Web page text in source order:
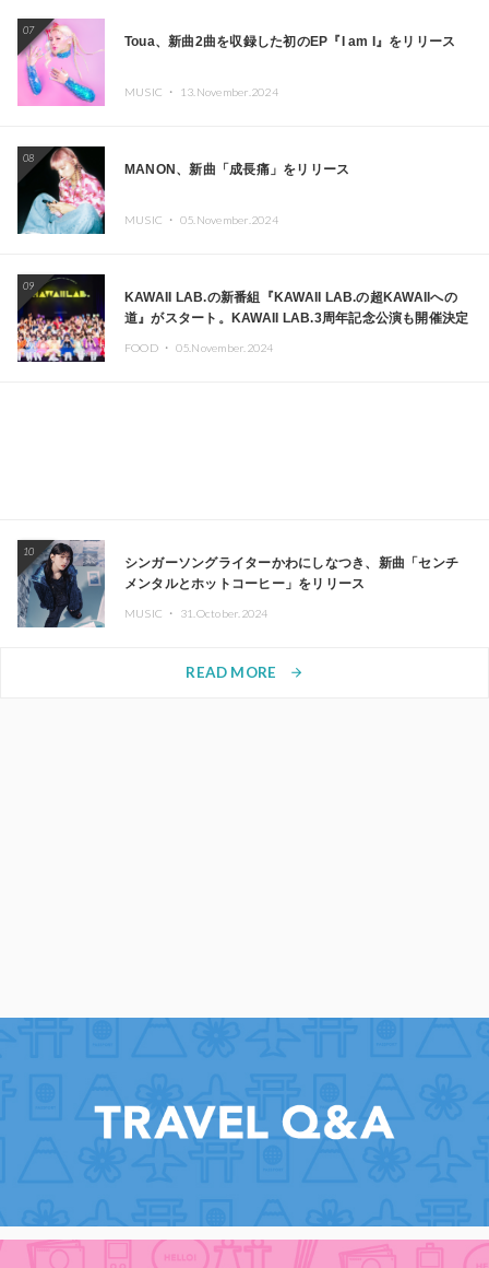
07
Toua、新曲2曲を収録した初のEP『I am I』をリリース
MUSIC ・ 13.November.2024
08
MANON、新曲「成長痛」をリリース
MUSIC ・ 05.November.2024
09
KAWAII LAB.の新番組『KAWAII LAB.の超KAWAIIへの
道』がスタート。KAWAII LAB.3周年記念公演も開催決定
FOOD ・ 05.November.2024
10
シンガーソングライターかわにしなつき、新曲「センチ
メンタルとホットコーヒー」をリリース
MUSIC ・ 31.October.2024
READ MORE arrow_forward